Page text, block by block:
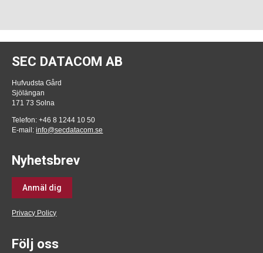
SEC DATACOM AB
Hufvudsta Gård
Sjölängan
171 73 Solna
Telefon: +46 8 1244 10 50
E-mail:info@secdatacom.se
Nyhetsbrev
Anmäl dig
Privacy Policy
Följ oss